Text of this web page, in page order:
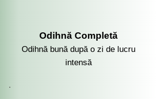
Odihnă Completă
Odihnă bună după o zi de lucru
intensă